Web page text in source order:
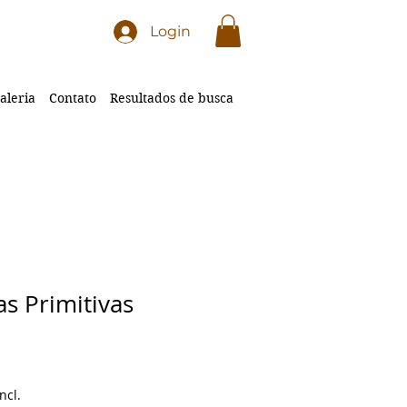
Login
Contato Resultados de busca
Primitivas